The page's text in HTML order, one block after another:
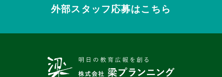
外部スタッフ応募はこちら